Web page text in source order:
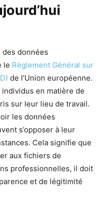
données
le Règlement Général sur
de l’Union européenne.
en matière de
sur leur lieu de travail.
les données
s’opposer à leur
Cela signifie que
aux fichiers de
professionnelles, il doit
et de légitimité